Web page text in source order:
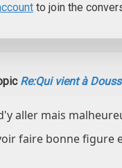
to join the
Re:Qui vient à
aller mais
faire bonne